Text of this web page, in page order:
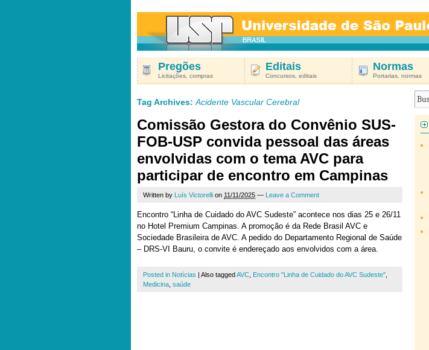
Pregões
Licitações, compras
Editais
Concursos, editais
Normas
Portarias, normas
Tag Archives: Acidente Vascular Cerebral
Comissão Gestora do Convênio SUS-
FOB-USP convida pessoal das áreas
envolvidas com o tema AVC para
participar de encontro em Campinas
Written by Luís Victorelli on 11/11/2025 — Leave a Comment
Encontro “Linha de Cuidado do AVC Sudeste” acontece nos dias 25 e 26/11
no Hotel Premium Campinas. A promoção é da Rede Brasil AVC e
Sociedade Brasileira de AVC. A pedido do Departamento Regional de Saúde
– DRS-VI Bauru, o convite é endereçado aos envolvidos com a área.
Posted in Notícias | Also taggedAVC Encontro "Linha de Cuidado do AVC Sudeste"
Medicina saúde